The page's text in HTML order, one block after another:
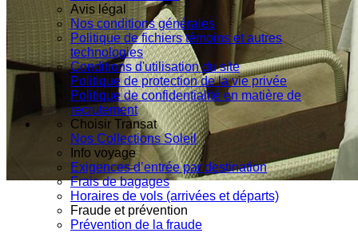
Avis légal
Nos conditions générales
Politique de fichiers témoins et autres
technologies
Conditions d'utilisation du site
Politique de protection de la vie privée
Politique de confidentialité en matière de
recrutement
Choisir Transat
Nos Collections Soleil
Info voyage
Exigences d’entrée par destination
Frais de bagages
Horaires de vols (arrivées et départs)
Fraude et prévention
Prévention de la fraude